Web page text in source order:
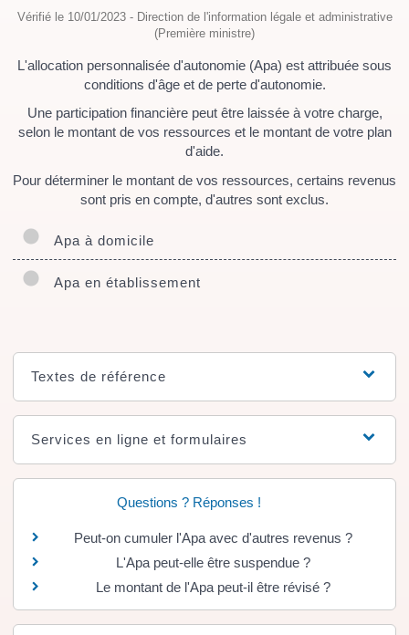
Vérifié le 10/01/2023 - Direction de l'information légale et administrative
(Première ministre)
L'allocation personnalisée d'autonomie (Apa) est attribuée sous
conditions d'âge et de perte d'autonomie.
Une participation financière peut être laissée à votre charge,
selon le montant de vos ressources et le montant de votre plan
d'aide.
Pour déterminer le montant de vos ressources, certains revenus
sont pris en compte, d'autres sont exclus.
Apa à domicile
Apa en établissement
Textes de référence
Services en ligne et formulaires
Questions ? Réponses !
Peut-on cumuler l'Apa avec d'autres revenus ?
L'Apa peut-elle être suspendue ?
Le montant de l'Apa peut-il être révisé ?